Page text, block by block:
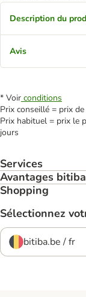
Description du
Avis
* Voir conditions
Prix conseillé = prix
Prix habituel = prix le
jours
Services
Avantages bitiba
Shopping
Sélectionnez
bitiba.be / fr